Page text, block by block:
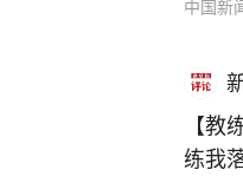
中国新
【
练我